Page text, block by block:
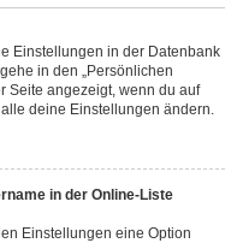
Einstellungen in der Datenbank
in den „Persönlichen
Seite angezeigt, wenn du auf
deine Einstellungen ändern.
in der Online-Liste
Einstellungen eine Option